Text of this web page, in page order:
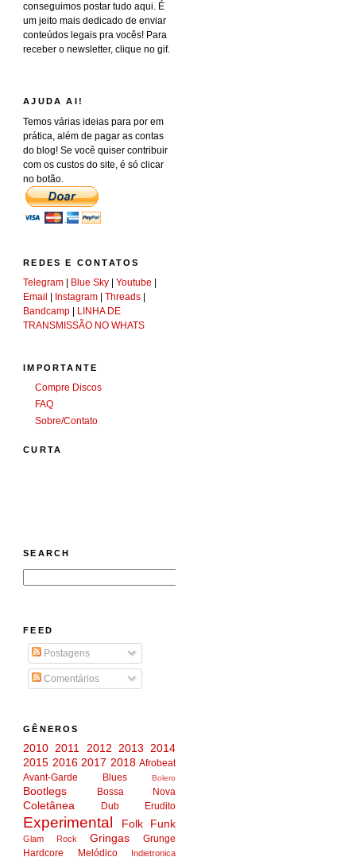
conseguimos postar tudo aqui. É
um jeito mais dedicado de enviar
conteúdos legais pra vocês! Para
receber o newsletter, clique no gif.
AJUDA AI!
Temos várias ideias para por em
prática, além de pagar as contas
do blog! Se você quiser contribuir
com os custos do site, é só clicar
no botão.
REDES E CONTATOS
Telegram | Blue Sky |Youtube |
Email | Instagram |Threads |
Bandcamp | LINHA DE
TRANSMISSÃO NO WHATS
IMPORTANTE
Compre Discos
FAQ
Sobre/Contato
CURTA
SEARCH
FEED
Postagens
Comentários
GÊNEROS
2010 2011 2012 2013 2014
2015 2016 2017 2018 Afrobeat
Avant-Garde
Blues Bolero
Bootlegs Bossa Nova
Coletânea Dub Erudito
Experimental Folk Funk
Glam Rock Gringas
Grunge
Hardcore Melódico
Indietronica